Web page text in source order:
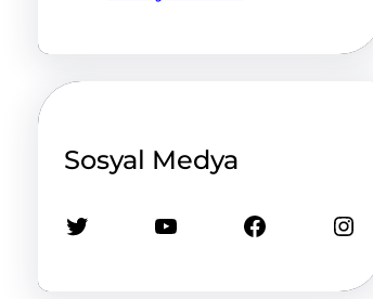
Sosyal Medya
Twitter YouTube Facebook Instagram